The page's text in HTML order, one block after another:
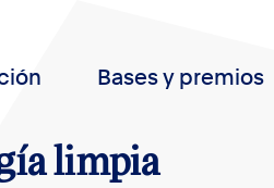
Bases y premios
limpia